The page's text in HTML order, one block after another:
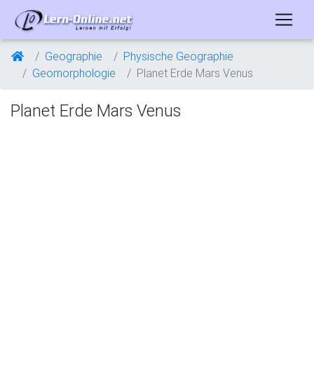
Geographie
Physische Geographie
Geomorphologie
Planet Erde Mars Venus
Planet Erde Mars Venus